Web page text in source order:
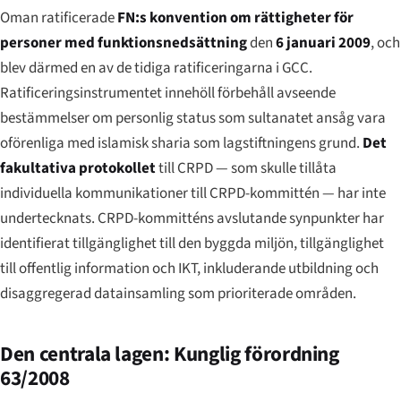
Oman ratificeradeFN:s konvention om rättigheter för
personer med funktionsnedsättningden6 januari 2009, och
blev därmed en av de tidiga ratificeringarna i GCC.
Ratificeringsinstrumentet innehöll förbehåll avseende
bestämmelser om personlig status som sultanatet ansåg vara
oförenliga med islamisk sharia som lagstiftningens grund. Det
fakultativa protokollettill CRPD — som skulle tillåta
individuella kommunikationer till CRPD-kommittén — har inte
undertecknats. CRPD-kommitténs avslutande synpunkter har
identifierat tillgänglighet till den byggda miljön, tillgänglighet
till offentlig information och IKT, inkluderande utbildning och
disaggregerad datainsamling som prioriterade områden.
Den centrala lagen: Kunglig förordning
63/2008